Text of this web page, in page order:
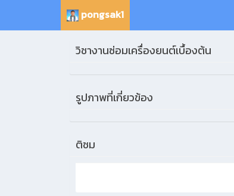
pongsak1
วิชางานซ่อมเครื่องยนต์เบื้องต้น
รูปภาพที่เกี่ยวข้อง
ติชม